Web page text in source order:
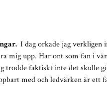
I dag orkade jag verkligen
mig upp. Har ont som fan i
trodde faktiskt inte det skulle
med och ledvärken är ett